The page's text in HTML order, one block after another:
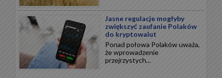
Jasne regulacje mogłyby
zwiększyć zaufanie Polaków
do kryptowalut
Ponad połowa Polaków uważa,
że wprowadzenie
przejrzystych...